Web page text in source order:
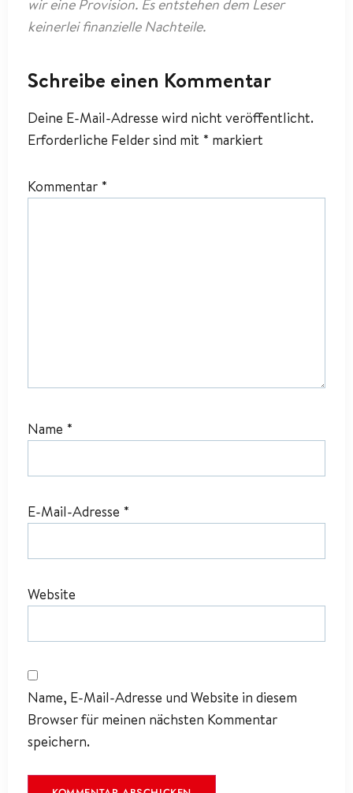
wir eine Provision. Es entstehen dem Leser
keinerlei finanzielle Nachteile.
Schreibe einen Kommentar
Deine E-Mail-Adresse wird nicht veröffentlicht.
Erforderliche Felder sind mit * markiert
Kommentar *
Name *
E-Mail-Adresse *
Website
Name, E-Mail-Adresse und Website in diesem
Browser für meinen nächsten Kommentar
speichern.